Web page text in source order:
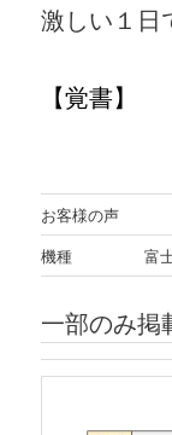
激しい１日
【覚書】
お客様の声
機種
富
一部のみ掲